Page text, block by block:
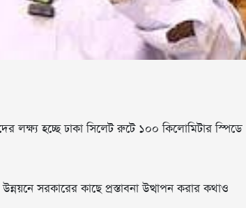
লক্ষ্য হচ্ছে ঢাকা সিলেট রুটে ১০০ কিলোমিটার স্পিডে
সরকারের কাছে প্রস্তাবনা উত্থাপন করার কথাও